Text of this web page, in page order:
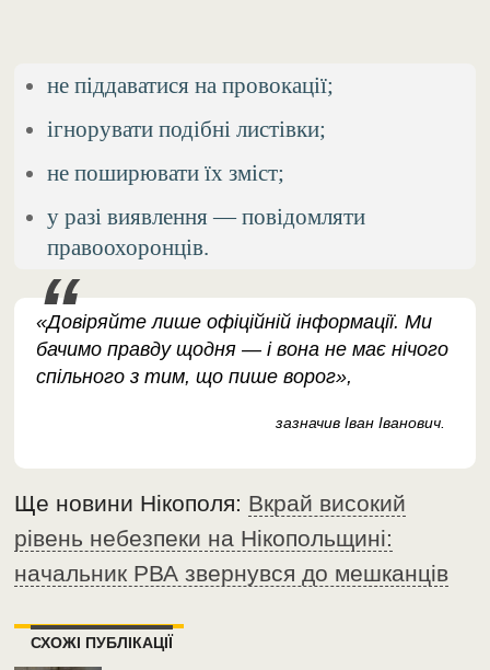
не піддаватися на провокації;
ігнорувати подібні листівки;
не поширювати їх зміст;
у разі виявлення — повідомляти
правоохоронців.
«Довіряйте лише офіційній інформації. Ми
бачимо правду щодня — і вона не має нічого
спільного з тим, що пише ворог»,
зазначив Іван Іванович.
Ще новини Нікополя: Вкрай високий
рівень небезпеки на Нікопольщині:
начальник РВА звернувся до мешканців
СХОЖІ ПУБЛІКАЦІЇ